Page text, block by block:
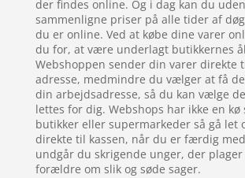
der findes online. Og i dag kan du
sammenligne priser på alle tider af
du er online. Ved at købe dine varer
du for, at være underlagt butikkernes
Webshoppen sender din varer direkte
adresse, medmindre du vælger at få
din arbejdsadresse, så du kan vælge
lettes for dig. Webshops har ikke en kø
butikker eller supermarkeder så gå let
direkte til kassen, når du er færdig
undgår du skrigende unger, der plager
forældre om slik og søde sager.